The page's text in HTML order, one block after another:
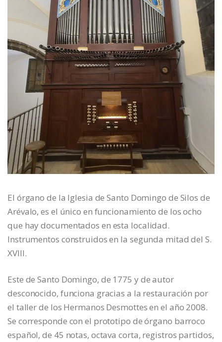
El órgano de la Iglesia de Santo Domingo de Silos de
Arévalo, es el único en funcionamiento de los ocho
que hay documentados en esta localidad.
Instrumentos construidos en la segunda mitad del S.
XVIII.
Este de Santo Domingo, de 1775 y de autor
desconocido, funciona gracias a la restauración por
el taller de los Hermanos Desmottes en el año 2008.
Se corresponde con el prototipo de órgano barroco
español, de 45 notas, octava corta, registros partidos,